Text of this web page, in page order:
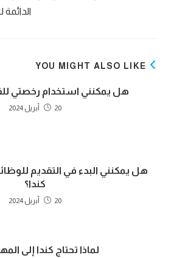
YOU MIGHT ALSO LIKE
هل يمكنني استخدام رخصتي
20 أبريل 2024
هل يمكنني البدء في التقديم
كندا؟
20 أبريل 2024
لماذا تحتاج كندا إلى